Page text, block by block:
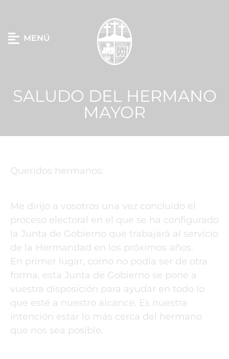
MENÚ
SALUDO DEL HERMANO
MAYOR
Queridos hermanos:
Me dirijo a vosotros una vez concluido el
proceso electoral en el que se ha configurado
la Junta de Gobierno que trabajará al servicio
de la Hermandad en los próximos años.
En primer lugar, como no podía ser de otra
forma, esta Junta de Gobierno se pone a
vuestra disposición para ayudar en todo lo
que esté a nuestro alcance. Es nuestra
intención estar lo más cerca del hermano
que nos sea posible.